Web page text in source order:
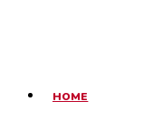
HOME